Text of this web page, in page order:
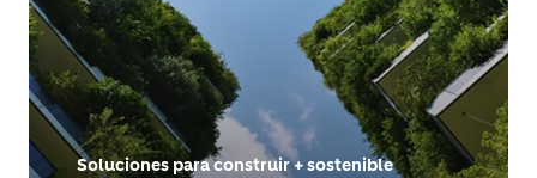
Soluciones para construir + sostenible